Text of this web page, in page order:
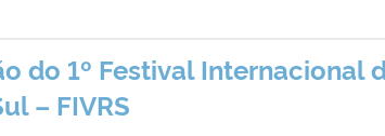
do 1º Festival Internacional
– FIVRS